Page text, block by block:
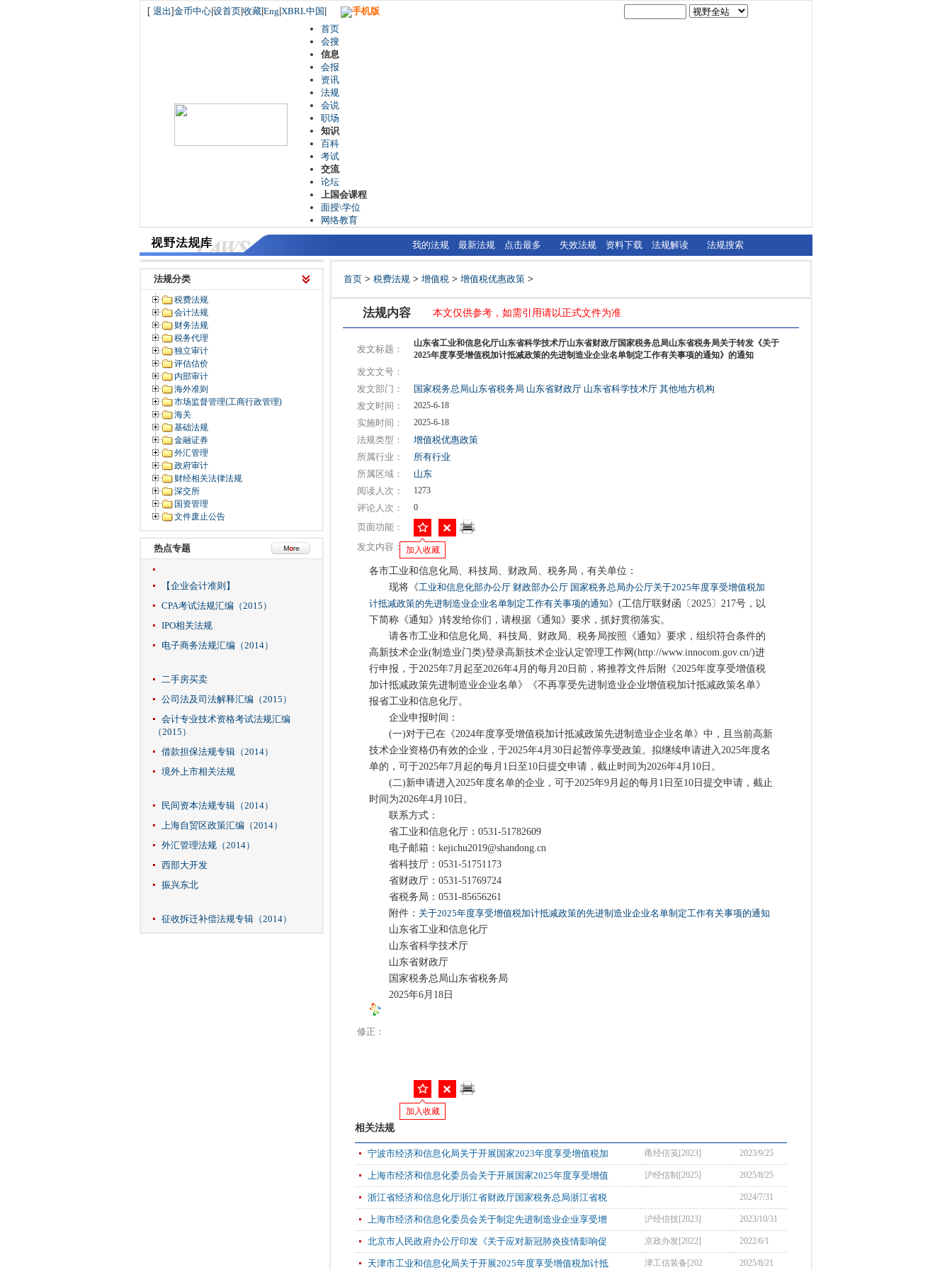
[ 退出]金币中心 设首页 收藏 Eng XBRL中国
手机版
首页
会搜
信息
会报
资讯
法规
会说
职场
知识
百科
考试
交流
论坛
上国会课程
面授\学位
网络教育
我的法规 最新法规 点击最多 失效法规 资料下载 法规解读 法规搜索
法规分类
税费法规
会计法规
财务法规
税务代理
独立审计
评估估价
内部审计
海外准则
市场监督管理(工商行政管理)
海关
基础法规
金融证券
外汇管理
政府审计
财经相关法律法规
深交所
国资管理
文件废止公告
热点专题
【企业会计准则】
CPA考试法规汇编（2015）
IPO相关法规
电子商务法规汇编（2014）
二手房买卖
公司法及司法解释汇编（2015）
会计专业技术资格考试法规汇编
（2015）
借款担保法规专辑（2014）
境外上市相关法规
民间资本法规专辑（2014）
上海自贸区政策汇编（2014）
外汇管理法规（2014）
西部大开发
振兴东北
征收拆迁补偿法规专辑（2014）
首页 > 税费法规 > 增值税 > 增值税优惠政策 >
法规内容 本文仅供参考，如需引用请以正式文件为准
发文标题：
山东省工业和信息化厅山东省科学技术厅山东省财政厅国家税务总局山东省税务局关于转发《关于
2025年度享受增值税加计抵减政策的先进制造业企业名单制定工作有关事项的通知》的通知
发文文号：
发文部门：
国家税务总局山东省税务局 山东省财政厅 山东省科学技术厅 其他地方机构
发文时间：
2025-6-18
实施时间： 2025-6-18
法规类型：
增值税优惠政策
所属行业：
所有行业
所属区域：
山东
阅读人次：
1273
评论人次： 0
页面功能：
加入收藏
发文内容：
各市工业和信息化局、科技局、财政局、税务局，有关单位：
现将《工业和信息化部办公厅 财政部办公厅 国家税务总局办公厅关于2025年度享受增值税加
计抵减政策的先进制造业企业名单制定工作有关事项的通知》(工信厅联财函〔2025〕217号，以
下简称《通知》)转发给你们，请根据《通知》要求，抓好贯彻落实。
请各市工业和信息化局、科技局、财政局、税务局按照《通知》要求，组织符合条件的
高新技术企业(制造业门类)登录高新技术企业认定管理工作网(http://www.innocom.gov.cn/)进
行申报，于2025年7月起至2026年4月的每月20日前，将推荐文件后附《2025年度享受增值税
加计抵减政策先进制造业企业名单》《不再享受先进制造业企业增值税加计抵减政策名单》
报省工业和信息化厅。
企业申报时间：
(一)对于已在《2024年度享受增值税加计抵减政策先进制造业企业名单》中，且当前高新
技术企业资格仍有效的企业，于2025年4月30日起暂停享受政策。拟继续申请进入2025年度名
单的，可于2025年7月起的每月1日至10日提交申请，截止时间为2026年4月10日。
(二)新申请进入2025年度名单的企业，可于2025年9月起的每月1日至10日提交申请，截止
时间为2026年4月10日。
联系方式：
省工业和信息化厅：0531-51782609
电子邮箱：kejichu2019@shandong.cn
省科技厅：0531-51751173
省财政厅：0531-51769724
省税务局：0531-85656261
附件： 关于2025年度享受增值税加计抵减政策的先进制造业企业名单制定工作有关事项的通知
山东省工业和信息化厅
山东省科学技术厅
山东省财政厅
国家税务总局山东省税务局
2025年6月18日
修正：
加入收藏
相关法规
宁波市经济和信息化局关于开展国家2023年度享受增值税加 甬经信笺[2023] 2023/9/25
上海市经济和信息化委员会关于开展国家2025年度享受增值 沪经信制[2025] 2025/8/25
浙江省经济和信息化厅浙江省财政厅国家税务总局浙江省税 2024/7/31
上海市经济和信息化委员会关于制定先进制造业企业享受增 沪经信技[2023] 2023/10/31
北京市人民政府办公厅印发《关于应对新冠肺炎疫情影响促 京政办发[2022] 2022/6/1
天津市工业和信息化局关于开展2025年度享受增值税加计抵 津工信装备[202 2025/8/21